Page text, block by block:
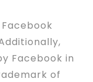
Facebook in
of